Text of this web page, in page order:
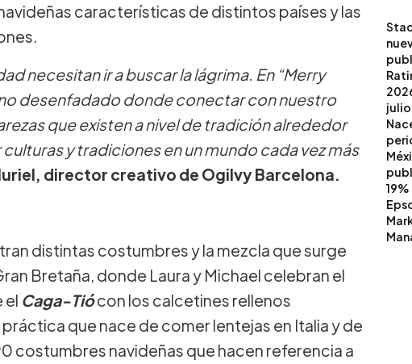
características de distintos países y las
necesitan ir a buscar la lágrima. En “Merry
desenfadado donde conectar con nuestro
que existen a nivel de tradición alrededor
y tradiciones en un mundo cada vez más
director creativo de Ogilvy Barcelona.
distintas costumbres y la mezcla que surge
Bretaña, donde Laura y Michael celebran el
el Caga-Tiócon los calcetines rellenos
práctica que nace de comer lentejas en Italia y de
costumbres navideñas que hacen referencia a
julio